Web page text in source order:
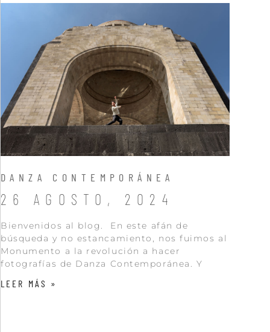
DANZA CONTEMPORÁNEA
26 AGOSTO, 2024
Bienvenidos al blog. En este afán de
búsqueda y no estancamiento, nos fuimos al
Monumento a la revolución a hacer
fotografías de Danza Contemporánea. Y
LEER MÁS »